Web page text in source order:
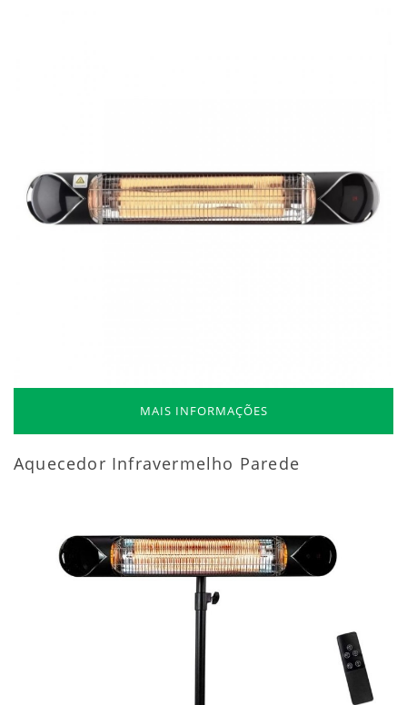
MAIS INFORMAÇÕES
Aquecedor Infravermelho Parede